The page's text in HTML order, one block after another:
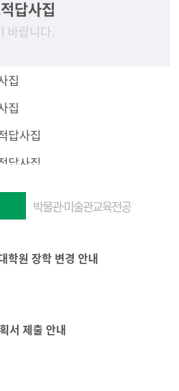
답사집
바랍니다.
집
집
답사집
답사집
박물관·미술관교육전공
학원 장학 변경 안내
서 제출 안내